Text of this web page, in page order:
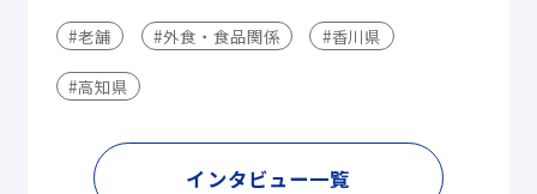
#老舗 #外食・食品関係 #香川県
#高知県
インタビュー一覧